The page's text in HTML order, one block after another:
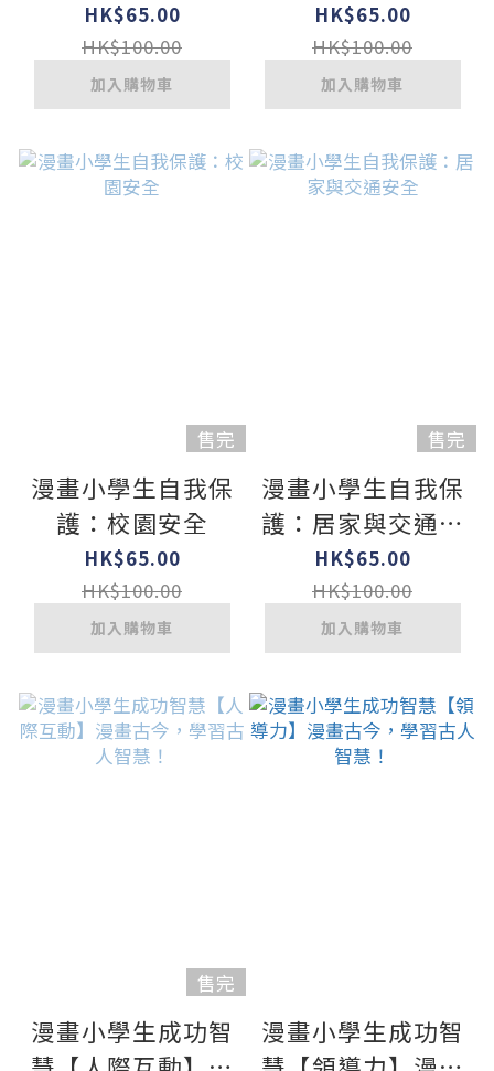
HK$65.00
HK$100.00
加入購物車
HK$65.00
HK$100.00
加入購物車
售完
漫畫小學生自我保
護：校園安全
HK$65.00
HK$100.00
加入購物車
售完
漫畫小學生自我保
護：居家與交通安
全
HK$65.00
HK$100.00
加入購物車
售完
漫畫小學生成功智
漫畫小學生成功智